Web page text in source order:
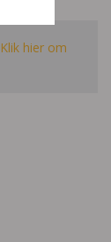
Klik hier om